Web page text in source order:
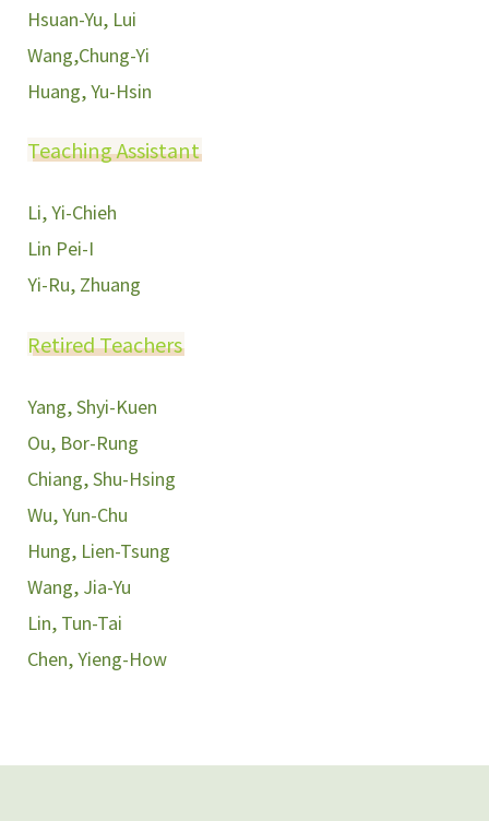
Hsuan-Yu, Lui
Wang,Chung-Yi
Huang, Yu-Hsin
Teaching Assistant
Li, Yi-Chieh
Lin Pei-I
Yi-Ru, Zhuang
Retired Teachers
Yang, Shyi-Kuen
Ou, Bor-Rung
Chiang, Shu-Hsing
Wu, Yun-Chu
Hung, Lien-Tsung
Wang, Jia-Yu
Lin, Tun-Tai
Chen, Yieng-How